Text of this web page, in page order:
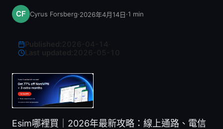
Cyrus Forsberg·2026年4月14日·1 min
Last updated:
Esim哪裡買｜2026年最新攻略：線上通路、電信